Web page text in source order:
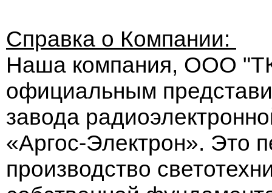
Справка о Компании:
Наша компания, ООО
официальным
завода
«Аргос-Электрон». Это
производство